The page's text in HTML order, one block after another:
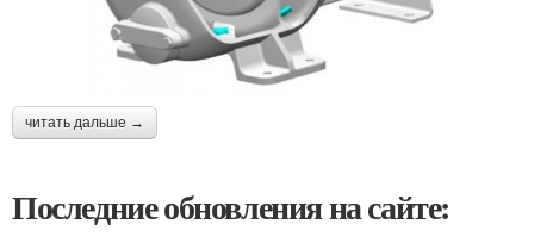
читать дальше →
Последние обновления на сайте: